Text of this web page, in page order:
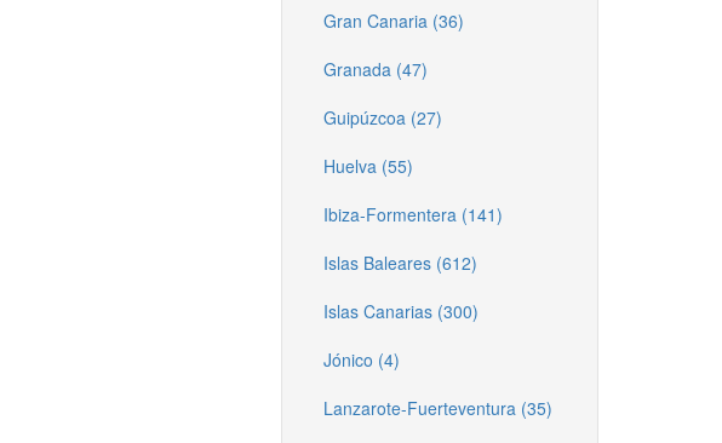
Gran Canaria (36)
Granada (47)
Guipúzcoa (27)
Huelva (55)
Ibiza-Formentera (141)
Islas Baleares (612)
Islas Canarias (300)
Jónico (4)
Lanzarote-Fuerteventura (35)